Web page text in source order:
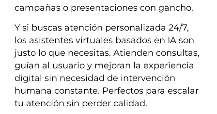
campañas o presentaciones con gancho.
Y si buscas atención personalizada 24/7,
los asistentes virtuales basados en IA son
justo lo que necesitas. Atienden consultas,
guían al usuario y mejoran la experiencia
digital sin necesidad de intervención
humana constante. Perfectos para escalar
tu atención sin perder calidad.